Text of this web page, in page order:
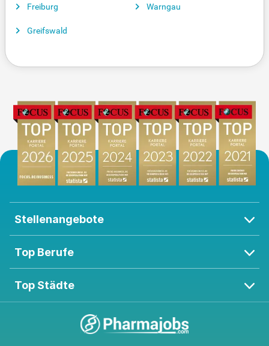
Freiburg
Greifswald
Warngau
Stellenangebote
Top Berufe
Top Städte